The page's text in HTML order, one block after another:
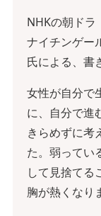
NHKの朝ドラ
ナイチンゲー
氏による、書
女性が自分で
に、自分で進
きらめずに考
た。弱ってい
して見捨てる
胸が熱くなり